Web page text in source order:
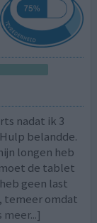
nadat ik 3
belandde.
longen heb
de tablet
geen last
temeer omdat
meer...]